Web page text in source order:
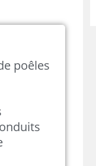
poêles